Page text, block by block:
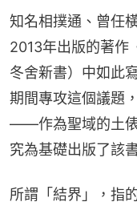
知名相撲通、曾任
2013年出版的著作
冬舍新書）中如此
期間專攻這個議題
——作為聖域的土俵
究為基礎出版了該
所謂「結界」，指